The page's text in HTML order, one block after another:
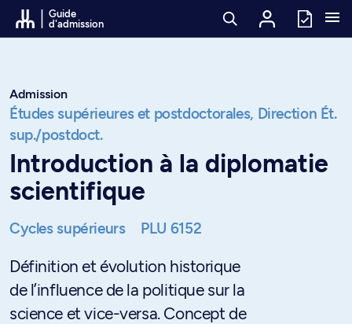
Passer au contenu
Guide
d'admission
Admission
Études supérieures et postdoctorales, Direction Ét.
sup./postdoct.
Introduction à la diplomatie
scientifique
Cycles supérieurs PLU 6152
Définition et évolution historique
de l’influence de la politique sur la
science et vice-versa. Concept de